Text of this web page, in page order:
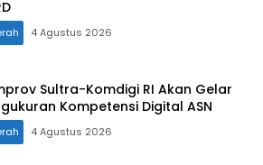
4 Agustus 2026
Sultra-Komdigi RI Akan Gelar
Kompetensi Digital ASN
4 Agustus 2026